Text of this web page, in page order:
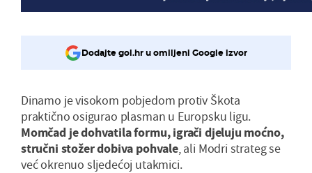
Dodajte gol.hr u omiljeni Google izvor
Dinamo je visokom pobjedom protiv Škota
praktično osigurao plasman u Europsku ligu.
Momčad je dohvatila formu, igrači djeluju moćno,
stručni stožer dobiva pohvale, ali Modri strateg se
već okrenuo sljedećoj utakmici.